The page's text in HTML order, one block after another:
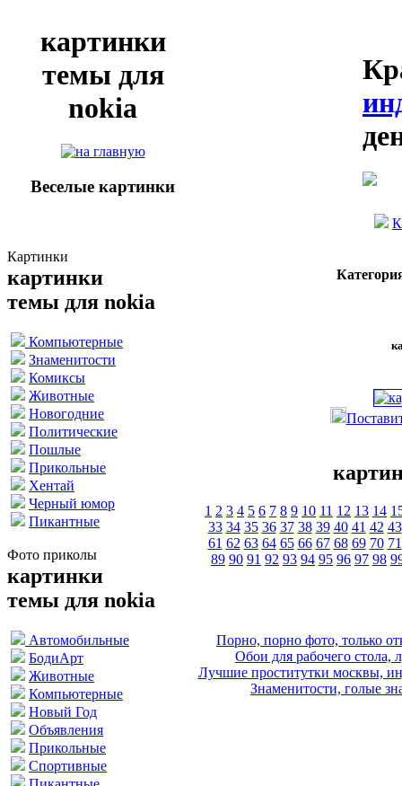
картинки
темы для
nokia
Веселые картинки
Картинки
картинки
темы для nokia
Компьютерные
Знаменитости
Комиксы
Животные
Новогодние
Политические
Пошлые
Прикольные
Хентай
Черный юмор
Пикантные
Фото приколы
картинки
темы для nokia
Автомобильные
БодиАрт
Животные
Компьютерные
Новый Год
Объявления
Прикольные
Спортивные
1 2 3 4 5 6 7 8 9 10 11 12 13 14
33 34 35 36 37 38 39 40 41 42 43
61 62 63 64 65 66 67 68 69 70 71
89 90 91 92 93 94 95 96 97 98
Порно, порно фото, только
Обои для рабочего стола,
Лучшие проститутки москвы,
Знаменитости, голые